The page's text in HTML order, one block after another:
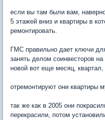
если вы там были вам,
5 этажей вниз и квартиры в
ремонтировать.
ГМС правильно дает ключи
занять делом соинвесторов
новой вот еще месяц, квартал,
отремонтируют они квартиры
так же как в 2005 они
перекрасили, потом